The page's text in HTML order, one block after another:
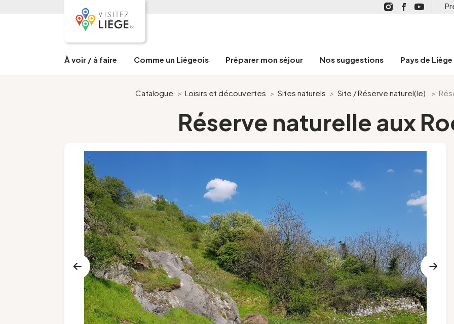
À voir / à faire Comme un Liégeois Préparer mon séjour Nos suggestions Pays de Liège
Catalogue > Loisirs et découvertes > Sites naturels > Site / Réserve naturel(le) >
Réserve naturelle aux